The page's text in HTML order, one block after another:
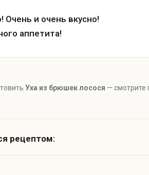
Очень и очень вкусно!
аппетита!
Уха из брюшек лосося — смотрите
рецептом: